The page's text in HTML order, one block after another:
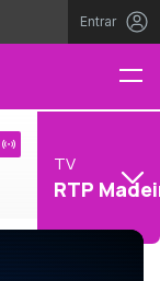
Entrar
TV
RTP